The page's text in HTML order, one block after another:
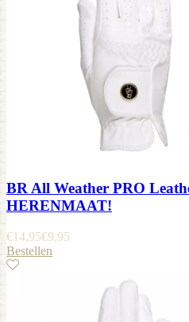
BR All Weather PRO
HERENMAAT!
€14,95€9,95
Bestellen